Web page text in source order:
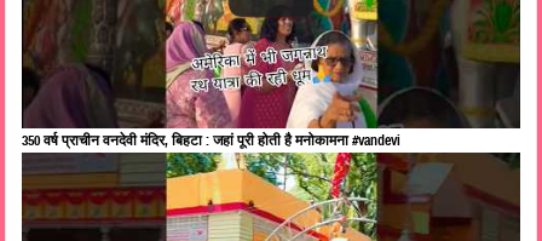
350 वर्ष प्राचीन वनदेवी मंदिर, बिहटा : जहां पूरी होती है मनोकामना #vandevi